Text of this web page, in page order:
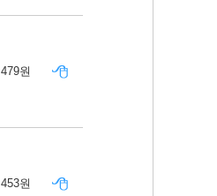
479원
453원